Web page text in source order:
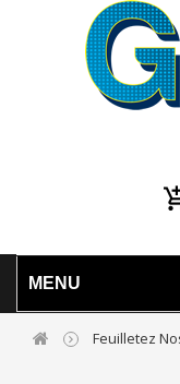
MENU
Feuilletez